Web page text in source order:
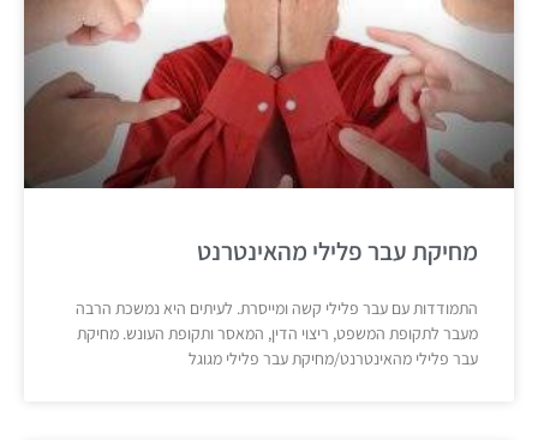
מחיקת עבר פלילי מהאינטרנט
התמודדות עם עבר פלילי קשה ומייסרת. לעיתים היא נמשכת הרבה
מעבר לתקופת המשפט, ריצוי הדין, המאסר ותקופת העונש. מחיקת
עבר פלילי מהאינטרנט/מחיקת עבר פלילי מגוגל